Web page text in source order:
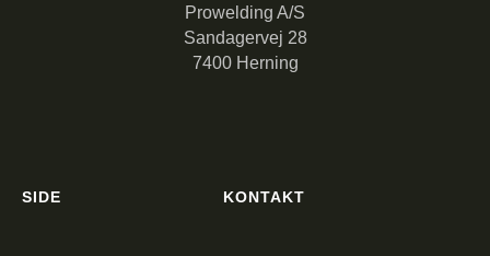
Prowelding A/S
Sandagervej 28
7400 Herning
SIDE KONTAKT